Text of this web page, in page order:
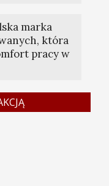
marka
która
pracy w